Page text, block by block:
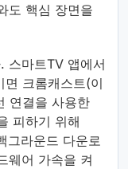
도 핵심 장면을
스마트TV 앱에서
면 크롬캐스트(이
연결을 사용한
피하기 위해
그라운드 다운로
웨어 가속을 켜